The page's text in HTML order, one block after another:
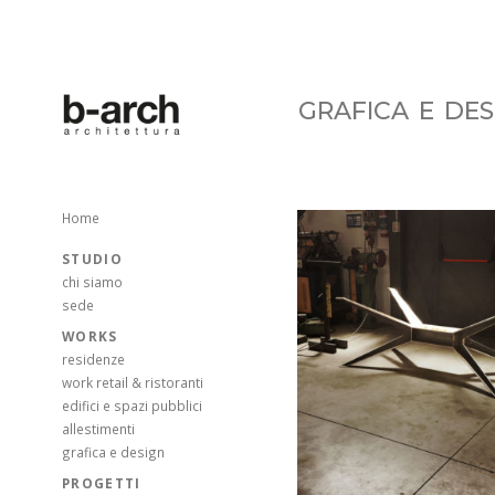
Home
STUDIO
chi siamo
sede
WORKS
residenze
work retail & ristoranti
edifici e spazi pubblici
allestimenti
grafica e design
PROGETTI
grafica e